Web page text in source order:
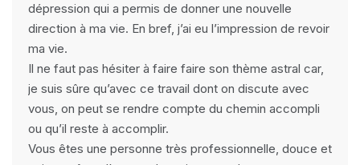
dépression qui a permis de donner une nouvelle
direction à ma vie. En bref, j’ai eu l’impression de revoir
ma vie.
Il ne faut pas hésiter à faire faire son thème astral car,
je suis sûre qu’avec ce travail dont on discute avec
vous, on peut se rendre compte du chemin accompli
ou qu’il reste à accomplir.
Vous êtes une personne très professionnelle, douce et